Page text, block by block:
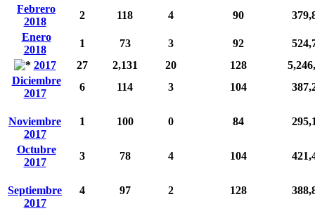
Febrero
2018
2 118 4 90
Enero
2018
1 73 3 92
2017
27 2,131 20 128
Diciembre
2017
6 114 3 104
Noviembre
2017
1 100 0 84
Octubre
2017
3 78 4 104
Septiembre
2017
4 97 2 128